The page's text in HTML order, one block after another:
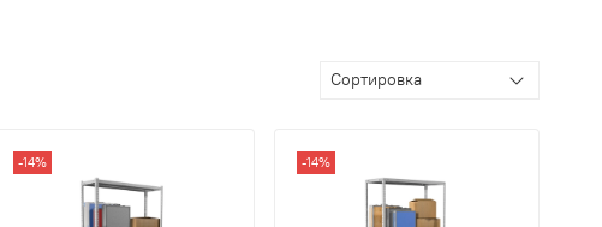
-14% -14%